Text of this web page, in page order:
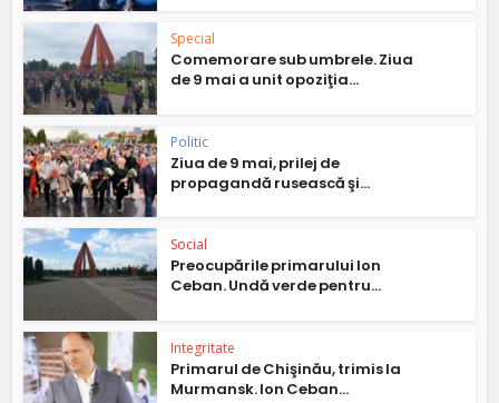
Special
Comemorare sub umbrele. Ziua
de 9 mai a unit opoziţia...
Politic
Ziua de 9 mai, prilej de
propagandă rusească şi...
Social
Preocupările primarului Ion
Ceban. Undă verde pentru...
Integritate
Primarul de Chişinău, trimis la
Murmansk. Ion Ceban...